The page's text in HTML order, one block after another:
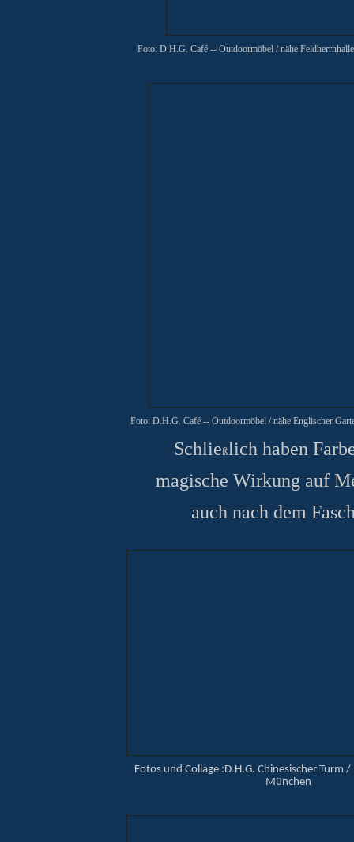
Foto: D.H.G. Café -- Outdoormöbel / nähe Feldherrnhalle
Foto: D.H.G. Café -- Outdoormöbel / nähe Englischer
Schließlich haben
magische Wirkung auf
auch nach dem
Fotos und Collage :D.H.G. Chinesischer Turm
München